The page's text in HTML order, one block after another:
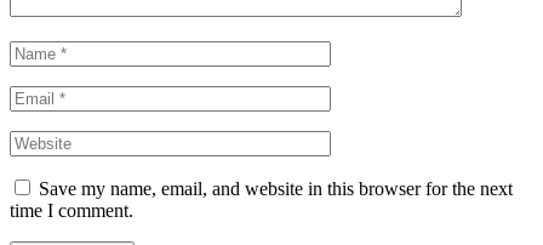
Save my name, email, and website in this browser for the next
time I comment.